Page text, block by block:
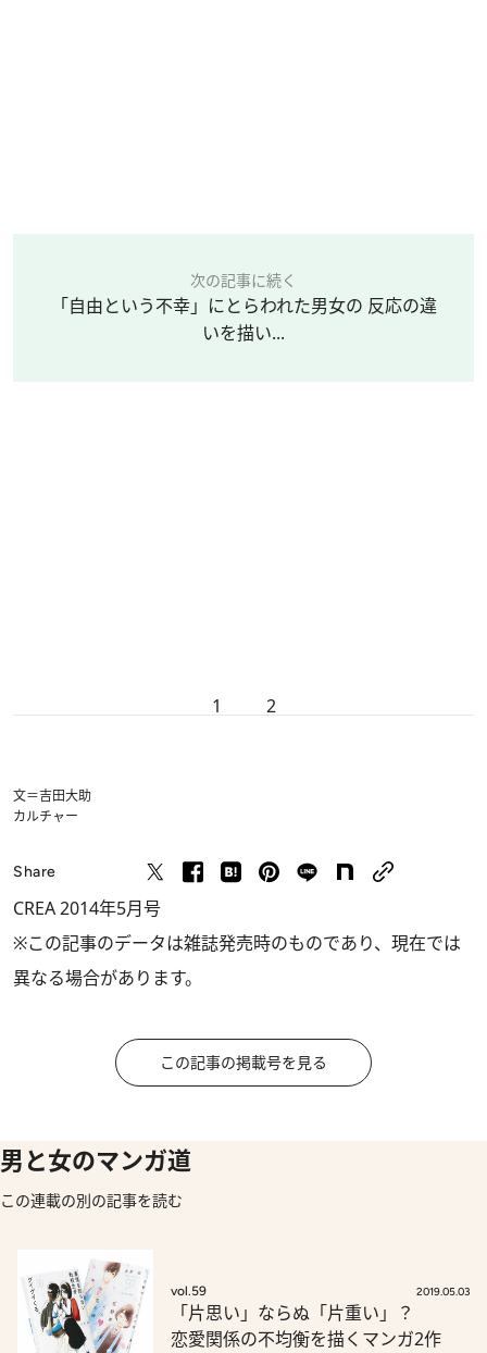
次の記事に続く
「自由という不幸」にとらわれた男女の 反応の違
いを描い...
1 2
文＝吉田大助
カルチャー
Share
CREA 2014年5月号
※この記事のデータは雑誌発売時のものであり、現在では
異なる場合があります。
この記事の掲載号を見る
男と女のマンガ道
この連載の別の記事を読む
vol.59 2019.05.03
「片思い」ならぬ「片重い」？
恋愛関係の不均衡を描くマンガ2作